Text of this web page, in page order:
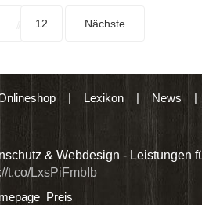
12 Nächste
| Lexikon| News |
& Webdesign - Leistungen
t.co/LxsPiFmbIb